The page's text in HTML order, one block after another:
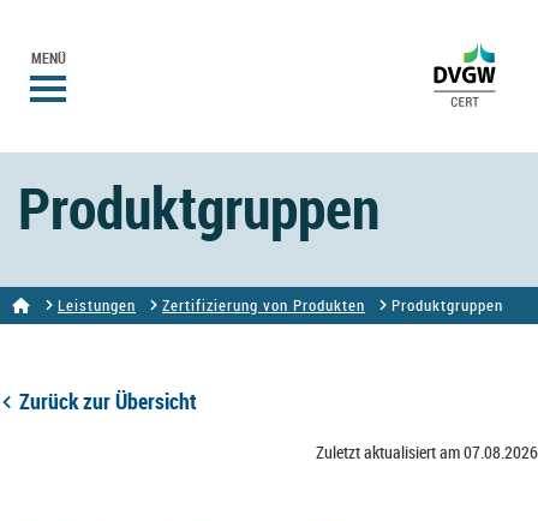
MENÜ
Produktgruppen
Leistungen Zertifizierung von Produkten Produktgruppen
Zurück zur Übersicht
Zuletzt aktualisiert am 07.08.2026